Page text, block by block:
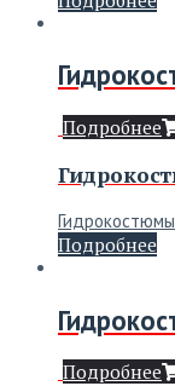
Подробнее
Подробнее
Подробнее